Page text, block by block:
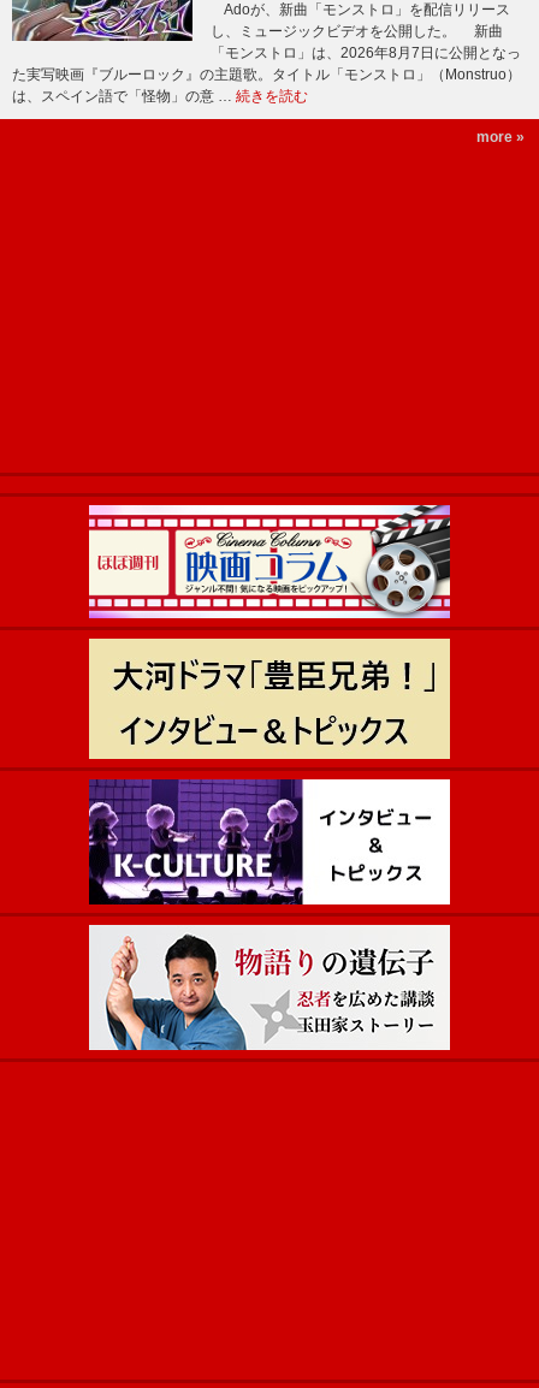
Adoが、新曲「モンストロ」を配信リリース
し、ミュージックビデオを公開した。 新曲
「モンストロ」は、2026年8月7日に公開となっ
た実写映画『ブルーロック』の主題歌。タイトル「モンストロ」（Monstruo）
は、スペイン語で「怪物」の意 … 続きを読む
more »